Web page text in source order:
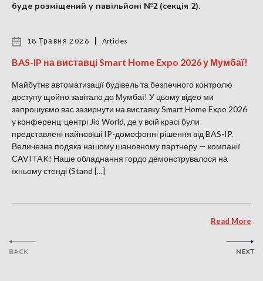
буде розміщений у павільйоні №2 (секція 2).
BACK
18 Травня 2026 Articles
BAS-IP на виставці Smart Home Expo 2026 у Мумбаї!
Майбутнє автоматизації будівель та безпечного контролю
доступу щойно завітало до Мумбаї! У цьому відео ми
запрошуємо вас зазирнути на виставку Smart Home Expo 2026
у конференц-центрі Jio World, де у всій красі були
представлені найновіші IP-домофонні рішення від BAS-IP.
Величезна подяка нашому шановному партнеру — компанії
CAVITAK! Наше обладнання гордо демонструвалося на
їхньому стенді (Stand […]
Read More
NEXT